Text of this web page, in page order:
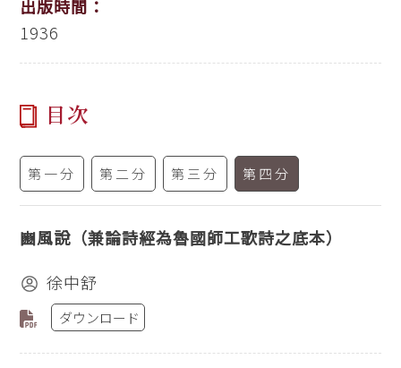
出版時間：
1936
目次
第一分 第二分 第三分 第四分
豳風說（兼論詩經為魯國師工歌詩之底本）
徐中舒
ダウンロード